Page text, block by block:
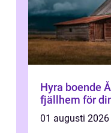
Hyra boende Åre så hittar
fjällhem för
01 augusti 2026